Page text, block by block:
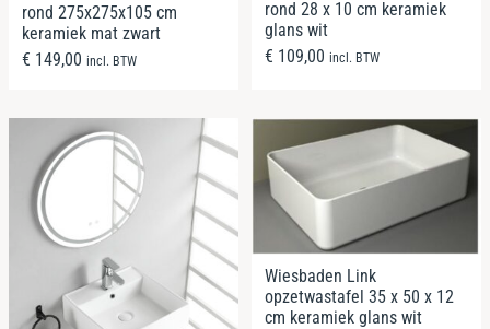
rond 275x275x105 cm
keramiek mat zwart
€ 149,00 incl. BTW
rond 28 x 10 cm keramiek
glans wit
€ 109,00 incl. BTW
Wiesbaden Link
opzetwastafel 35 x 50 x 12
cm keramiek glans wit